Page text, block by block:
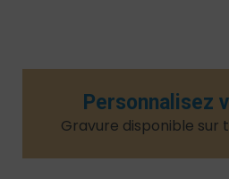
Personnalisez
Gravure disponible sur